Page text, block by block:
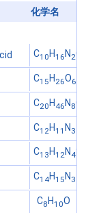
化学名
C10H16N 2O
C15H 26O6
C20H 46N 8O
C12H11N3
C13H12N 4S
C14H15N 3
C8 H10O